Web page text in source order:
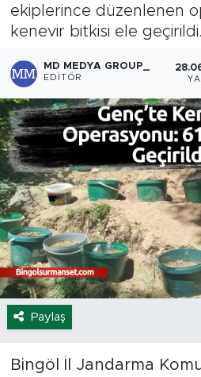
ekiplerince düzenlenen
kenevir bitkisi ele geçirildi.
MD MEDYA GROUP_
EDITÖR
Paylaş
Bingöl İl Jandarma
Yayladere-Yedisu
MD Prestij Dergisi
Siyaset
Spor
Yaşam
Sağlık
Eğitim
Ekonomi
Son Dakika Haberleri
Haber Arşivi